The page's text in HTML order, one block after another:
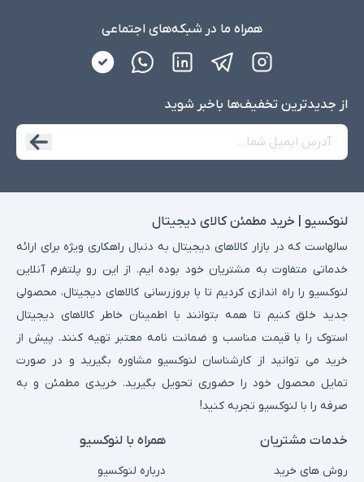
همراه ما در شبکه‌های اجتماعی
از جدید‌ترین تخفیف‌ها با‌خبر شوید
لنوکسیو | خرید مطمئن کالای دیجیتال
سالهاست که در بازار کالاهای دیجیتال به دنبال راهکاری ویژه برای ارائه
خدماتی متفاوت به مشتریان خود بوده ایم. از این رو پلتفرم آنلاین
لنوکسیو را راه اندازی کردیم تا با بروزرسانی کالاهای دیجیتال، محصولی
جدید خلق کنیم تا همه بتوانند با اطمینان خاطر کالاهای دیجیتال
استوک را با قیمت مناسب و ضمانت نامه معتبر تهیه کنند. پیش از
خرید می توانید از کارشناسان لنوکسیو مشاوره بگیرید و در صورت
تمایل محصول خود را حضوری تحویل بگیرید. خریدی مطمئن و به
صرفه را با لنوکسیو تجربه کنید!
خدمات مشتریان
روش های خرید
همراه با لنوکسیو
درباره لنوکسیو